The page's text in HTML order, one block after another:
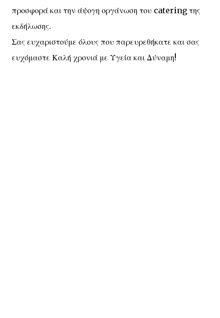
προσφορά και την άψογη οργάνωση του catering της
εκδήλωσης.
Σας ευχαριστούμε όλους που παρευρεθήκατε και σας
ευχόμαστε Καλή χρονιά με Υγεία και Δύναμη!